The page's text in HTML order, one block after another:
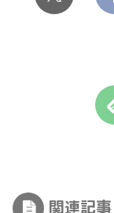
関連記事